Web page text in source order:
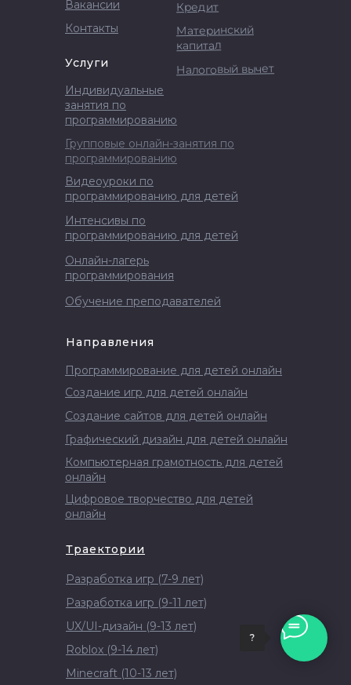
?
Вакансии
Контакты
Траектории
Разработка игр (7-9 лет)
UX/UI-дизайн (9-13 лет)
Roblox (9-14 лет)
Разработка игр (9-11 лет)
Minecraft (10-13 лет)
Услуги
Видеоуроки по
программированию для детей
Интенсивы по
программированию для детей
Групповые онлайн-занятия по
программированию
Индивидуальные
занятия по
программированию
Онлайн-лагерь
программирования
Обучение преподавателей
Направления
Программирование для детей онлайн
Создание игр для детей онлайн
Создание сайтов для детей онлайн
Цифровое творчество для детей
онлайн
Компьютерная грамотность для детей
онлайн
Графический дизайн для детей онлайн
Кредит
Материнский
капитал
Налоговый вычет